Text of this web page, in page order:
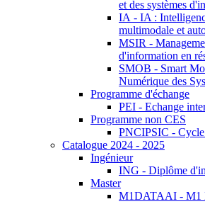
et des systèmes
IA - IA :
multimodale et
MSIR -
d'information en
SMOB - Smart
Numérique des
Programme d'échange
PEI - Echange
Programme non CES
PNCIPSIC -
Catalogue 2024 - 2025
Ingénieur
ING - Diplôme
Master
M1DATAAI - M1